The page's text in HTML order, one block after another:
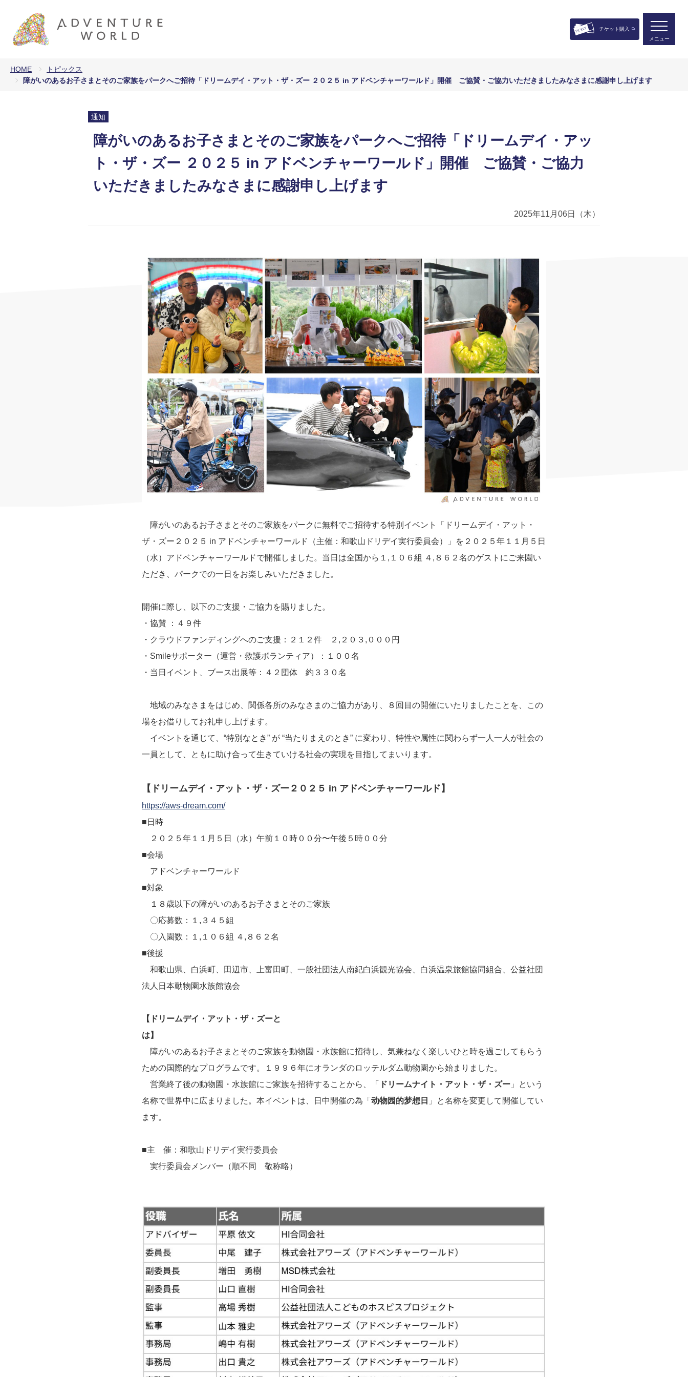
チケット購入
メニュー
HOME
トピックス
障がいのあるお子さまとそのご家族をパークへご招待「ドリームデイ・アット・ザ・ズー ２０２５ in アドベンチャーワールド」開催 ご協賛・ご協力いただきましたみなさまに感謝申し上げます
通知
障がいのあるお子さまとそのご家族をパークへご招待「ドリームデイ・アッ
ト・ザ・ズー ２０２５ in アドベンチャーワールド」開催 ご協賛・ご協力
いただきましたみなさまに感謝申し上げます
2025年11月06日（木）
障がいのあるお子さまとそのご家族をパークに無料でご招待する特別イベント「ドリームデイ・アット・
ザ・ズー２０２５ in アドベンチャーワールド（主催：和歌山ドリデイ実行委員会）」を２０２５年１１月５日
（水）アドベンチャーワールドで開催しました。当日は全国から１,１０６組 ４,８６２名のゲストにご来園い
ただき、パークでの一日をお楽しみいただきました。
開催に際し、以下のご支援・ご協力を賜りました。
・協賛 ：４９件
・クラウドファンディングへのご支援：２１２件 ２,２０３,０００円
・Smileサポーター（運営・救護ボランティア）：１００名
・当日イベント、ブース出展等：４２団体 約３３０名
地域のみなさまをはじめ、関係各所のみなさまのご協力があり、８回目の開催にいたりましたことを、この
場をお借りしてお礼申し上げます。
イベントを通じて、“特別なとき” が “当たりまえのとき” に変わり、特性や属性に関わらず一人一人が社会の
一員として、ともに助け合って生きていける社会の実現を目指してまいります。
【ドリームデイ・アット・ザ・ズー２０２５ in アドベンチャーワールド】
https://aws-dream.com/
■日時
２０２５年１１⽉５⽇（水）午前１０時００分〜午後５時００分
■会場
アドベンチャーワールド
■対象
１８歳以下の障がいのあるお子さまとそのご家族
〇応募数：１,３４５組
〇入園数：１,１０６組 ４,８６２名
■後援
和歌山県、白浜町、田辺市、上富田町、⼀般社団法⼈南紀白浜観光協会、白浜温泉旅館協同組合、公益社団
法人日本動物園水族館協会
【ドリームデイ・アット・ザ・ズーと
は】
障がいのあるお子さまとそのご家族を動物園・水族館に招待し、気兼ねなく楽しいひと時を過ごしてもらう
ための国際的なプログラムです。１９９６年にオランダのロッテルダム動物園から始まりました。
営業終了後の動物園・水族館にご家族を招待することから、「
ドリームナイト・アット・ザ・ズー 」という
名称で世界中に広まりました。本イベントは、日中開催の為「 动物园的梦想日 」と名称を変更して開催してい
ます。
■主 催：和歌山ドリデイ実行委員会
実行委員会メンバー（順不同 敬称略）